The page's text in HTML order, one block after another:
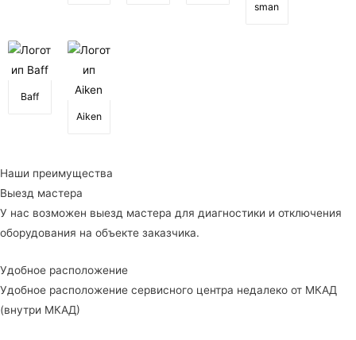
sman
Baff
Aiken
Наши преимущества
Выезд мастера
У нас возможен выезд мастера для диагностики и отключения
оборудования на объекте заказчика.
Удобное расположение
Удобное расположение сервисного центра недалеко от МКАД
(внутри МКАД)